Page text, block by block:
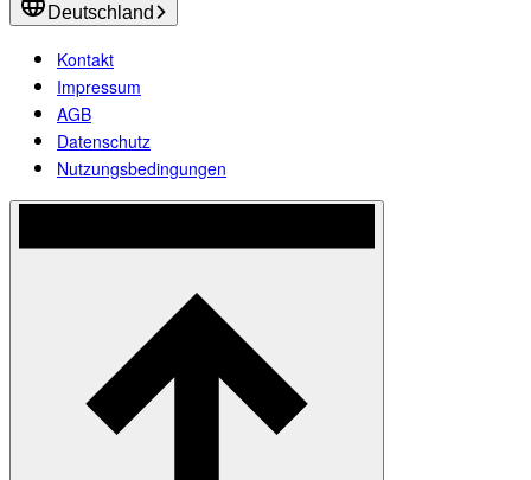
Deutschland
Kontakt
Impressum
AGB
Datenschutz
Nutzungsbedingungen